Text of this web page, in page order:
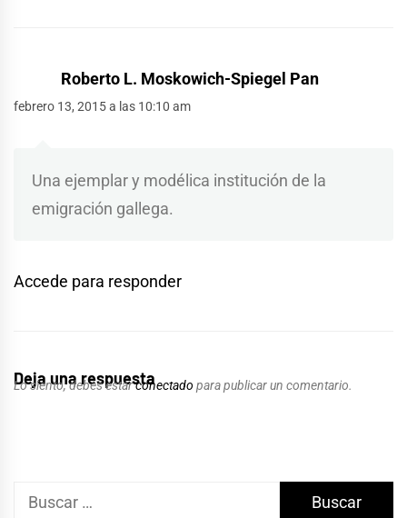
Roberto L. Moskowich-Spiegel Pan
febrero 13, 2015 a las 10:10 am
Una ejemplar y modélica institución de la
emigración gallega.
Accede para responder
Deja una respuesta
Lo siento, debes estarconectado para publicar un comentario.
Buscar: